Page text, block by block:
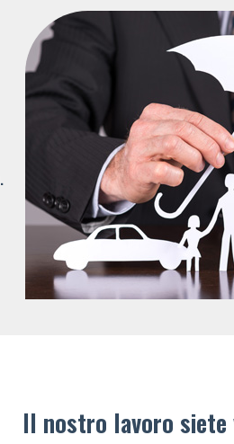
Il nostro lavoro siete